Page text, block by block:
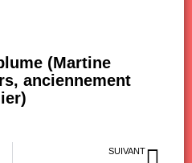
(Martine
anciennement
SUIVANT